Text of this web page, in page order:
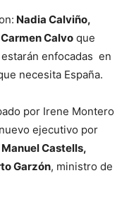
Nadia Calviño,
Carmen Calvo que
enfocadas en
necesita España.
por Irene Montero
ejecutivo por
Manuel Castells,
Garzón, ministro de